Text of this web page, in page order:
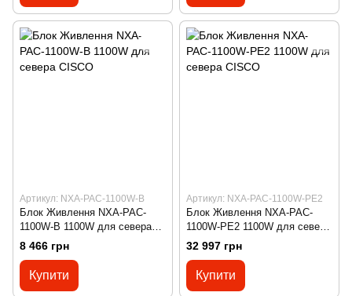
Артикул: NXA-PAC-1100W-B
Блок Живлення NXA-PAC-
1100W-B 1100W для севера
CISCO
8 466 грн
Купити
Артикул: NXA-PAC-1100W-PE2
Блок Живлення NXA-PAC-
1100W-PE2 1100W для севера
CISCO
32 997 грн
Купити